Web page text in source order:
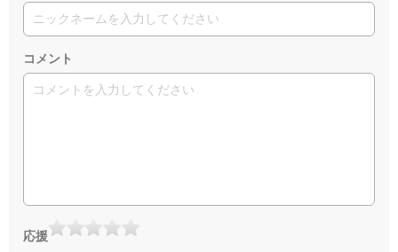
コメント
応援